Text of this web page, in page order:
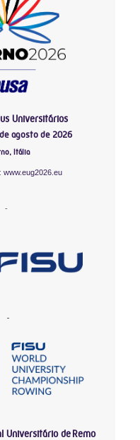
Universitários
agosto de 2026
Itália
www.eug2026.eu
-
-
Universitário de Remo